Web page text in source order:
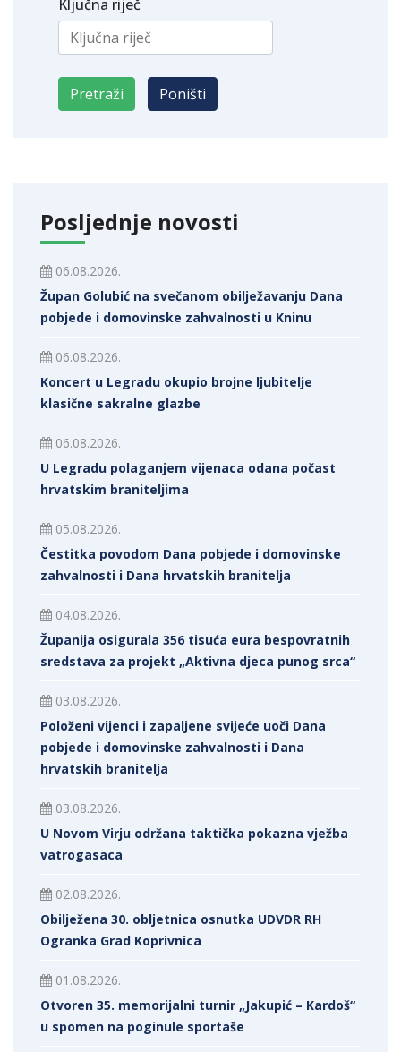
Ključna riječ
Posljednje novosti
06.08.2026.
Župan Golubić na svečanom obilježavanju Dana
pobjede i domovinske zahvalnosti u Kninu
06.08.2026.
Koncert u Legradu okupio brojne ljubitelje
klasične sakralne glazbe
06.08.2026.
U Legradu polaganjem vijenaca odana počast
hrvatskim braniteljima
05.08.2026.
Čestitka povodom Dana pobjede i domovinske
zahvalnosti i Dana hrvatskih branitelja
04.08.2026.
Županija osigurala 356 tisuća eura bespovratnih
sredstava za projekt „Aktivna djeca punog srca“
03.08.2026.
Položeni vijenci i zapaljene svijeće uoči Dana
pobjede i domovinske zahvalnosti i Dana
hrvatskih branitelja
03.08.2026.
U Novom Virju održana taktička pokazna vježba
vatrogasaca
02.08.2026.
Obilježena 30. obljetnica osnutka UDVDR RH
Ogranka Grad Koprivnica
01.08.2026.
Otvoren 35. memorijalni turnir „Jakupić – Kardoš“
u spomen na poginule sportaše